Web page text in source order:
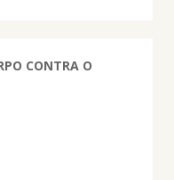
CONTRA O